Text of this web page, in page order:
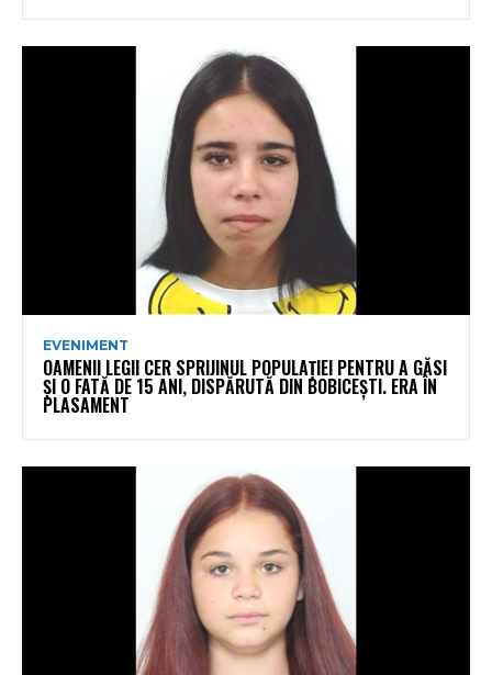
EVENIMENT
OAMENII LEGII CER SPRIJINUL POPULAȚIEI PENTRU A GĂSI
ȘI O FATĂ DE 15 ANI, DISPĂRUTĂ DIN BOBICEȘTI. ERA ÎN
PLASAMENT